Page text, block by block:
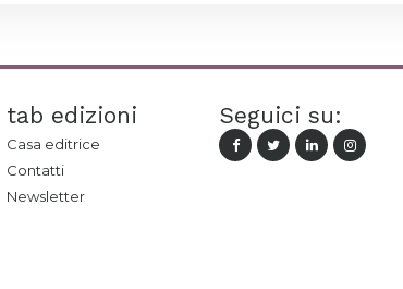
tab edizioni
Casa editrice
Contatti
Newsletter
Seguici su: